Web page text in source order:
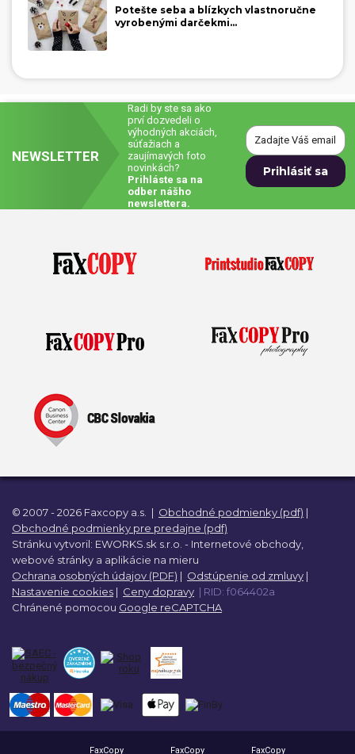
Potešte seba a blízkych vlastnoručne
vyrobenými darčekmi...
NEWSLETTER
Radi by ste sa ako
prví dozvedeli o
výhodných akciách,
súťažiach a
zaujímavých foto
novinkách?
Prihláste sa na
odber nášho
newslettera.
© 2007 - 2026 Faxcopy a.s. | Obchodné podmienky (pdf) |
Obchodné podmienky pre predajne (pdf)
Stránku vytvoril: EWORKS.sk s.r.o. - Internetové obchody,
webové stránky a aplikácie na mieru
Ochrana osobných údajov (PDF) | Odstúpenie od zmluvy |
Nastavenie cookies | Ceny dopravy | RID: f064402a
Chránené pomocou Google reCAPTCHA
FaxCopy FaxCopy FaxCopy